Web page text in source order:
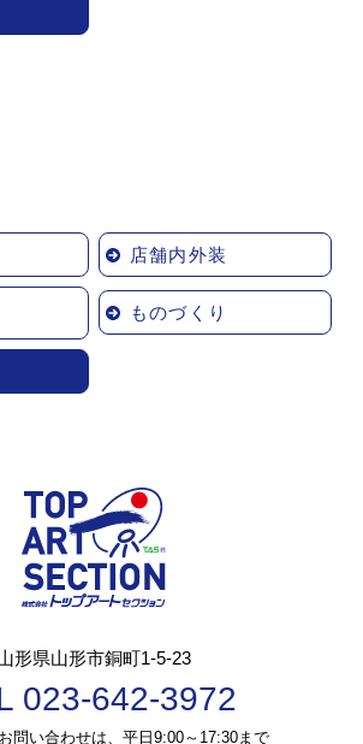
店舗内外装
ものづくり
形県山形市銅町1-5-23
023-642-3972
問い合わせは、平日9:00～17:30まで